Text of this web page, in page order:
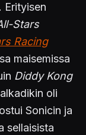
Stars
Racing
maisemissa
Diddy Kong
oli
Sonicin ja
sellaisista